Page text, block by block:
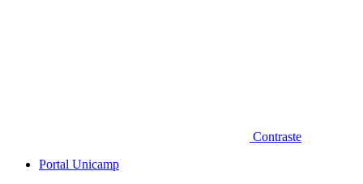
Contraste
Portal Unicamp